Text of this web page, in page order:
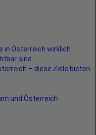
in Österreich wirklich
sind
– diese Ziele bieten
und Österreich